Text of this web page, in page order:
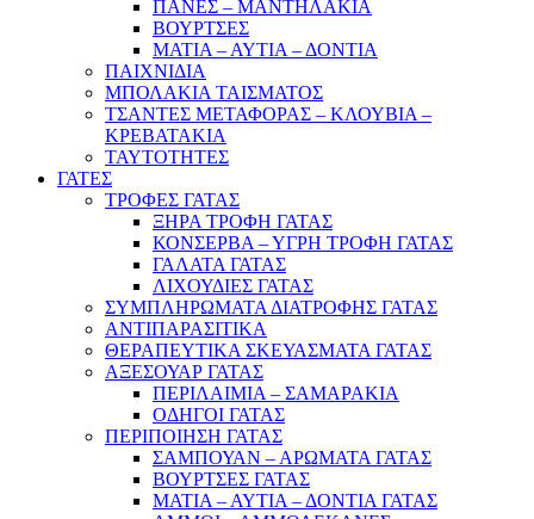
ΠΑΝΕΣ – ΜΑΝΤΗΛΑΚΙΑ
ΒΟΥΡΤΣΕΣ
ΜΑΤΙΑ – ΑΥΤΙΑ – ΔΟΝΤΙΑ
ΠΑΙΧΝΙΔΙΑ
ΜΠΟΛΑΚΙΑ ΤΑΙΣΜΑΤΟΣ
ΤΣΑΝΤΕΣ ΜΕΤΑΦΟΡΑΣ – ΚΛΟΥΒΙΑ –
ΚΡΕΒΑΤΑΚΙΑ
ΤΑΥΤΟΤΗΤΕΣ
ΓΑΤΕΣ
ΤΡΟΦΕΣ ΓΑΤΑΣ
ΞΗΡΑ ΤΡΟΦΗ ΓΑΤΑΣ
ΚΟΝΣΕΡΒΑ – ΥΓΡΗ ΤΡΟΦΗ ΓΑΤΑΣ
ΓΑΛΑΤΑ ΓΑΤΑΣ
ΛΙΧΟΥΔΙΕΣ ΓΑΤΑΣ
ΣΥΜΠΛΗΡΩΜΑΤΑ ΔΙΑΤΡΟΦΗΣ ΓΑΤΑΣ
ΑΝΤΙΠΑΡΑΣΙΤΙΚΑ
ΘΕΡΑΠΕΥΤΙΚΑ ΣΚΕΥΑΣΜΑΤΑ ΓΑΤΑΣ
ΑΞΕΣΟΥΑΡ ΓΑΤΑΣ
ΠΕΡΙΛΑΙΜΙΑ – ΣΑΜΑΡΑΚΙΑ
ΟΔΗΓΟΙ ΓΑΤΑΣ
ΠΕΡΙΠΟΙΗΣΗ ΓΑΤΑΣ
ΣΑΜΠΟΥΑΝ – ΑΡΩΜΑΤΑ ΓΑΤΑΣ
ΒΟΥΡΤΣΕΣ ΓΑΤΑΣ
ΜΑΤΙΑ – ΑΥΤΙΑ – ΔΟΝΤΙΑ ΓΑΤΑΣ